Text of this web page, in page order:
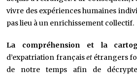
vivre des expériences humaines
pas lieu à un enrichissement collectif.
La compréhension et la
d’expatriation françaisetétrangers
de notre temps afin de